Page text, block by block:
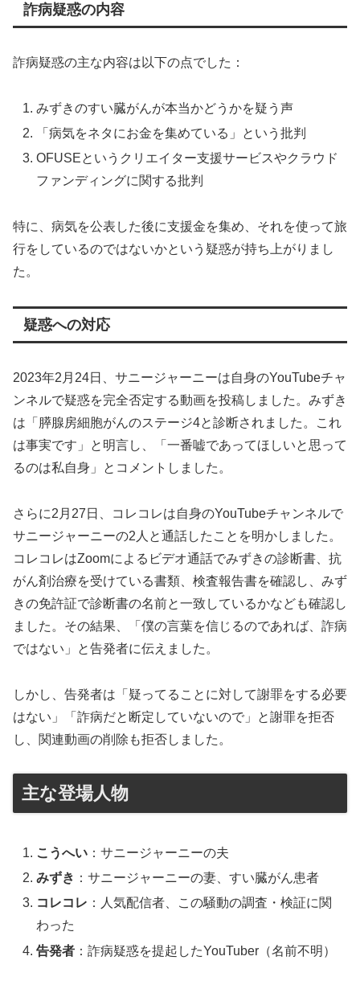
詐病疑惑の内容
詐病疑惑の主な内容は以下の点でした：
みずきのすい臓がんが本当かどうかを疑う声
「病気をネタにお金を集めている」という批判
OFUSEというクリエイター支援サービスやクラウド
ファンディングに関する批判
特に、病気を公表した後に支援金を集め、それを使って旅
行をしているのではないかという疑惑が持ち上がりまし
た。
疑惑への対応
2023年2月24日、サニージャーニーは自身のYouTubeチャ
ンネルで疑惑を完全否定する動画を投稿しました。みずき
は「膵腺房細胞がんのステージ4と診断されました。これ
は事実です」と明言し、「一番嘘であってほしいと思って
るのは私自身」とコメントしました。
さらに2月27日、コレコレは自身のYouTubeチャンネルで
サニージャーニーの2人と通話したことを明かしました。
コレコレはZoomによるビデオ通話でみずきの診断書、抗
がん剤治療を受けている書類、検査報告書を確認し、みず
きの免許証で診断書の名前と一致しているかなども確認し
ました。その結果、「僕の言葉を信じるのであれば、詐病
ではない」と告発者に伝えました。
しかし、告発者は「疑ってることに対して謝罪をする必要
はない」「詐病だと断定していないので」と謝罪を拒否
し、関連動画の削除も拒否しました。
主な登場人物
こうへい ：サニージャーニーの夫
みずき ：サニージャーニーの妻、すい臓がん患者
コレコレ ：人気配信者、この騒動の調査・検証に関
わった
告発者 ：詐病疑惑を提起したYouTuber（名前不明）